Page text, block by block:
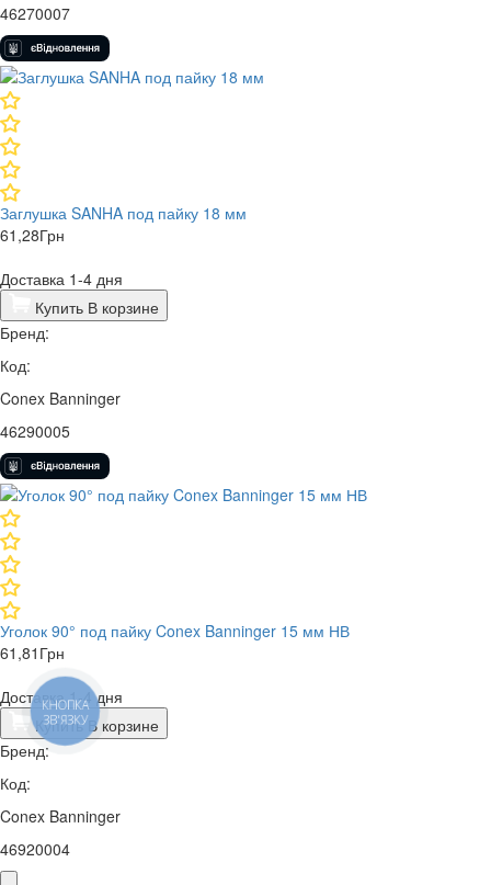
46270007
Заглушка SANHA под пайку 18 мм
61,28Грн
Доставка 1-4 дня
Купить В корзине
Бренд:
Код:
Conex Banninger
46290005
Уголок 90° под пайку Conex Banninger 15 мм НВ
61,81 Грн
Доставка 1-4 дня
Купить В корзине
Бренд:
Код:
Conex Banninger
46920004
КНОПКА
ЗВ'ЯЗКУ